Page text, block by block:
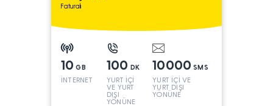
Faturalı
10 GB
İNTERNET
100 DK
YURT İÇİ
VE YURT
DIŞI
YÖNÜNE
10000 SMS
YURT İÇİ VE
YURT DIŞI
YÖNÜNE